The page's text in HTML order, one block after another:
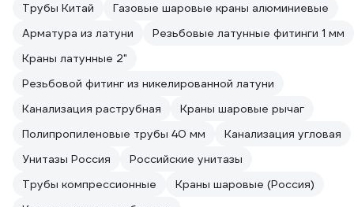
Трубы Китай
Газовые шаровые краны алюминиевые
Арматура из латуни
Резьбовые латунные фитинги 1 мм
Краны латунные 2"
Резьбовой фитинг из никелированной латуни
Канализация раструбная
Краны шаровые рычаг
Полипропиленовые трубы 40 мм
Канализация угловая
Унитазы Россия
Российские унитазы
Трубы компрессионные
Краны шаровые (Россия)